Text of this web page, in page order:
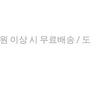
이상 시 무료배송 / 도